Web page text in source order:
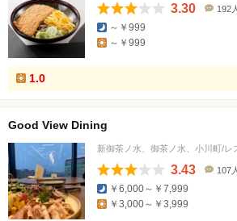
3.30
数
192人
～￥999
～￥999
1.0
Good View Dining
新御茶ノ水、御茶ノ水、小川町/レ
3.43 107人
￥6,000～￥7,999
￥3,000～￥3,999